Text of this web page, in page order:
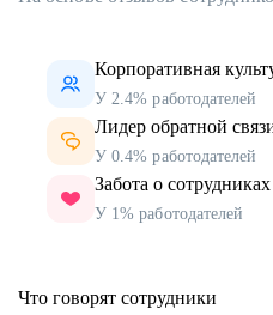
Корпоративная
У 2.4% работодателей
Лидер обратной
У 0.4% работодателей
Забота о сотрудниках
У 1% работодателей
Что говорят сотрудники